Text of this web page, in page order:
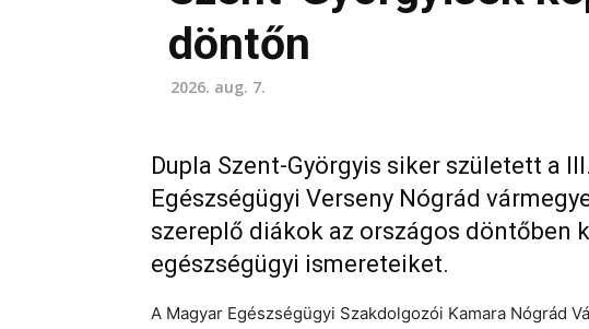
döntőn
2026. aug. 7.
Dupla Szent-Györgyis siker született a
Egészségügyi Verseny Nógrád
szereplő diákok az országos döntőben
egészségügyi ismereteiket.
A Magyar Egészségügyi Szakdolgozói Kamara Nógrád